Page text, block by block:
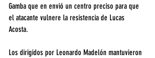
Gamba que en envió un centro preciso para que
el atacante vulnere la resistencia de Lucas
Acosta.
Los dirigidos por Leonardo Madelón mantuvieron